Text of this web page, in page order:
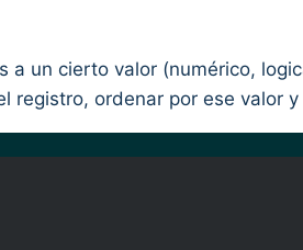
un cierto valor (numérico,
ordenar por ese valor